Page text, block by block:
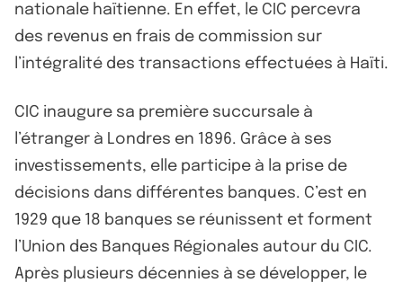
nationale haïtienne. En effet, le CIC percevra
des revenus en frais de commission sur
l’intégralité des transactions effectuées à Haïti.
CIC inaugure sa première succursale à
l’étranger à Londres en 1896. Grâce à ses
investissements, elle participe à la prise de
décisions dans différentes banques. C’est en
1929 que 18 banques se réunissent et forment
l’Union des Banques Régionales autour du CIC.
Après plusieurs décennies à se développer, le